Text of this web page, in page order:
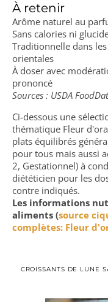
À retenir
Arôme naturel au
Sans calories ni
Traditionnelle dans
orientales
À doser avec
prononcé
Sources : USDA
Ci-dessous une
thématique Fleur
plats équilibrés
pour tous mais aussi
2, Gestationnel) à
diététicien pour les
contre indiqués.
Les informations
aliments (source
complètes: Fleur
CROISSANTS DE LUNE